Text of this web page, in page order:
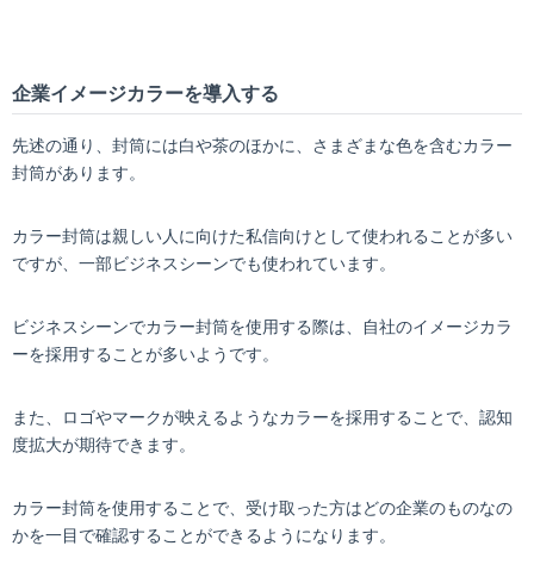
企業イメージカラーを導入する
先述の通り、封筒には白や茶のほかに、さまざまな色を含むカラー
封筒があります。
カラー封筒は親しい人に向けた私信向けとして使われることが多い
ですが、一部ビジネスシーンでも使われています。
ビジネスシーンでカラー封筒を使用する際は、自社のイメージカラ
ーを採用することが多いようです。
また、ロゴやマークが映えるようなカラーを採用することで、認知
度拡大が期待できます。
カラー封筒を使用することで、受け取った方はどの企業のものなの
かを一目で確認することができるようになります。